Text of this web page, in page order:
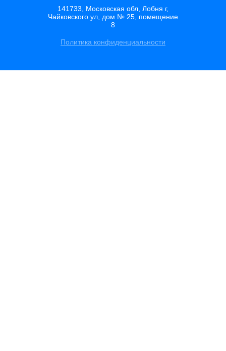
141733, Московская обл, Лобня г,
Чайковского ул, дом № 25, помещение
8
Политика конфиденциальности